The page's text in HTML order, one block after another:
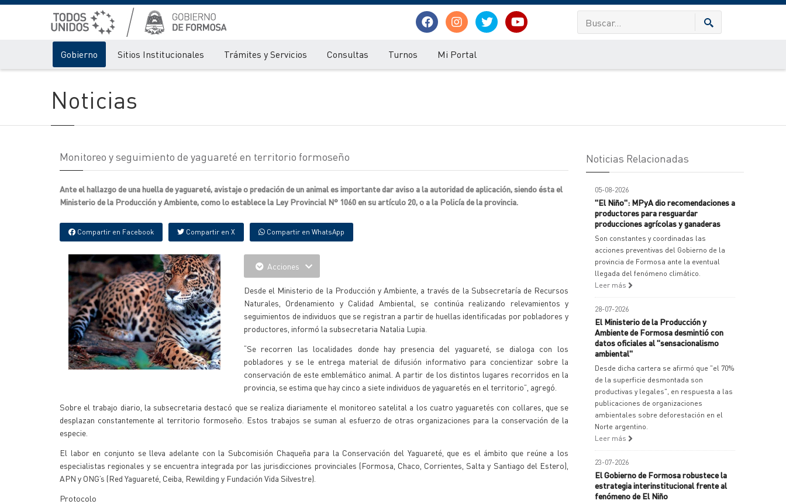
Gobierno Sitios Institucionales Trámites y Servicios Consultas Turnos Mi Portal
Noticias
Monitoreo y seguimiento de yaguareté en territorio formoseño
Ante el hallazgo de una huella de yaguareté, avistaje o predación de un animal es importante dar aviso a la autoridad de aplicación, siendo ésta el
Ministerio de la Producción y Ambiente, como lo establece la Ley Provincial N° 1060 en su artículo 20, o a la Policía de la provincia.
Compartir en Facebook Compartir en X Compartir en WhatsApp
Acciones
Desde el Ministerio de la Producción y Ambiente, a través de la Subsecretaría de Recursos
Naturales, Ordenamiento y Calidad Ambiental, se continúa realizando relevamientos y
seguimientos de individuos que se registran a partir de huellas identificadas por pobladores y
productores, informó la subsecretaria Natalia Lupia.
“Se recorren las localidades donde hay presencia del yaguareté, se dialoga con los
pobladores y se le entrega material de difusión informativo para concientizar sobre la
conservación de este emblemático animal. A partir de los distintos lugares recorridos en la
provincia, se estima que hay cinco a siete individuos de yaguaretés en el territorio”, agregó.
Sobre el trabajo diario, la subsecretaria destacó que se realiza diariamente el monitoreo satelital a los cuatro yaguaretés con collares, que se
desplazan constantemente al territorio formoseño. Estos trabajos se suman al esfuerzo de otras organizaciones para la conservación de la
especie.
El labor en conjunto se lleva adelante con la Subcomisión Chaqueña para la Conservación del Yaguareté, que es el ámbito que reúne a los
especialistas regionales y se encuentra integrada por las jurisdicciones provinciales (Formosa, Chaco, Corrientes, Salta y Santiago del Estero),
APN y ONG’s (Red Yaguareté, Ceiba, Rewilding y Fundación Vida Silvestre).
Protocolo
Noticias Relacionadas
05-08-2026
"El Niño": MPyA dio recomendaciones a
productores para resguardar
producciones agrícolas y ganaderas
Son constantes y coordinadas las
acciones preventivas del Gobierno de la
provincia de Formosa ante la eventual
llegada del fenómeno climático.
Leer más
28-07-2026
El Ministerio de la Producción y
Ambiente de Formosa desmintió con
datos oficiales al "sensacionalismo
ambiental"
Desde dicha cartera se afirmó que "el 70%
de la superficie desmontada son
productivas y legales", en respuesta a las
publicaciones de organizaciones
ambientales sobre deforestación en el
Norte argentino.
Leer más
23-07-2026
El Gobierno de Formosa robustece la
estrategia interinstitucional frente al
fenómeno de El Niño